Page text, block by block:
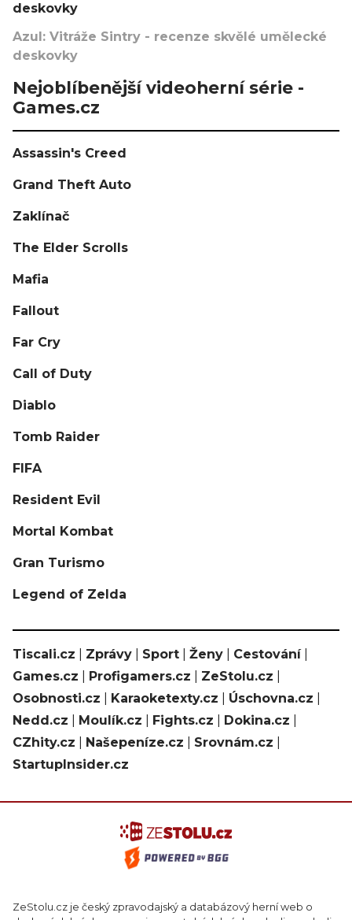
deskovky
Azul: Vitráže Sintry - recenze skvělé umělecké
deskovky
Nejoblíbenější videoherní série -
Games.cz
Assassin's Creed
Grand Theft Auto
Zaklínač
The Elder Scrolls
Mafia
Fallout
Far Cry
Call of Duty
Diablo
Tomb Raider
FIFA
Resident Evil
Mortal Kombat
Gran Turismo
Legend of Zelda
Tiscali.cz Zprávy Sport Ženy Cestování|
Games.cz
Profigamers.cz ZeStolu.cz
Osobnosti.cz
Karaoketexty.cz Úschovna.cz
Nedd.cz
Moulík.cz Fights.cz Dokina.cz
CZhity.cz
Našepeníze.cz Srovnám.cz
StartupInsider.cz
ZeStolu.cz je český zpravodajský a databázový herní web o